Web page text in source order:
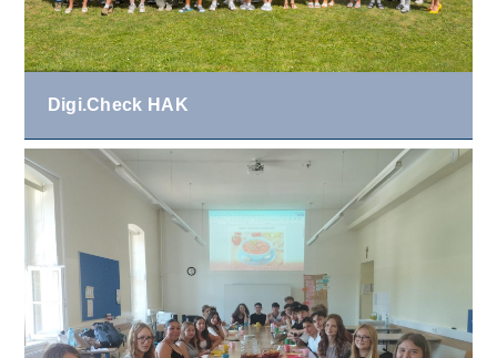
Digi.Check HAK